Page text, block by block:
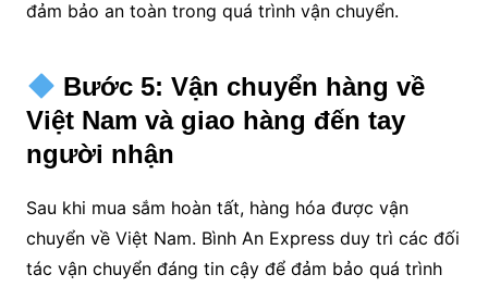
đảm bảo an toàn trong quá trình vận chuyển.
Bước 5: Vận chuyển hàng về
Việt Nam và giao hàng đến tay
người nhận
Sau khi mua sắm hoàn tất, hàng hóa được vận
chuyển về Việt Nam. Bình An Express duy trì các đối
tác vận chuyển đáng tin cậy để đảm bảo quá trình